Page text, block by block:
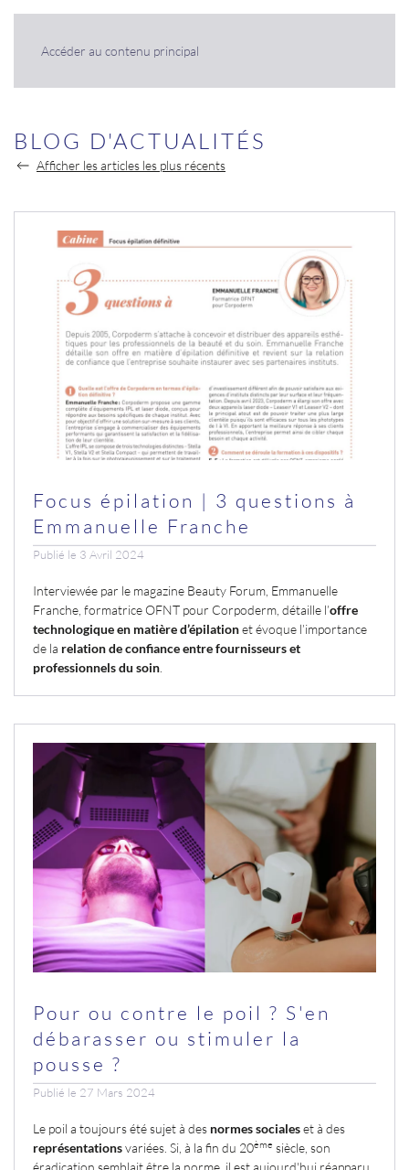
Accéder au contenu principal
BLOG D'ACTUALITÉS
Afficher les articles les plus récents
Focus épilation | 3 questions à
Emmanuelle Franche
Publié le 3 Avril 2024
Interviewée par le magazine Beauty Forum, Emmanuelle
Franche, formatrice OFNT pour Corpoderm, détaille l’offre
technologique en matière d’épilationet évoque l’importance
de la relation de confiance entre fournisseurs et
professionnels du soin
Pour ou contre le poil ? S'en
débarasser ou stimuler la
pousse ?
Publié le 27 Mars 2024
Le poil a toujours été sujet à des normes socialeset à des
représentationsvariées. Si, à la fin du 20ème siècle, son
éradication semblait être la norme, il est aujourd'hui réapparu,